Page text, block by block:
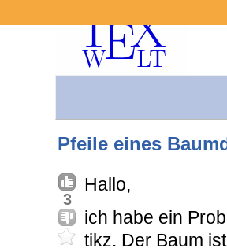
Pfeile eines
3
Hallo,
ich habe ein
tikz. Der Baum